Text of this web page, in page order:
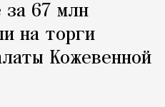
за 67 млн
на торги
Кожевенной